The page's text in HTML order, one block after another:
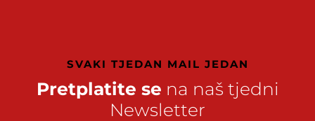
SVAKI TJEDAN MAIL JEDAN
Pretplatite se na naš tjedni
Newsletter